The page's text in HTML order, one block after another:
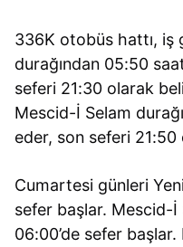
336K otobüs hattı, iş
durağından 05:50
seferi 21:30 olarak
Mescid-İ Selam
eder, son seferi
Cumartesi günleri
sefer başlar. Mescid-İ
06:00’de sefer